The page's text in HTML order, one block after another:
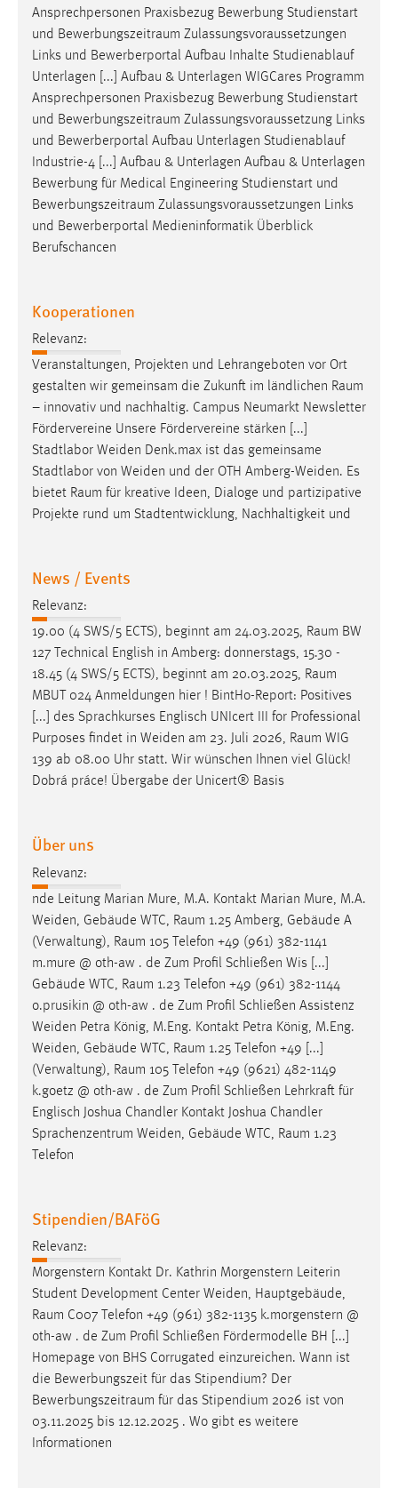
Ansprechpersonen Praxisbezug Bewerbung Studienstart
und Bewerbungszeitraum Zulassungsvoraussetzungen
Links und Bewerberportal Aufbau Inhalte Studienablauf
Unterlagen [...] Aufbau & Unterlagen WIGCares Programm
Ansprechpersonen Praxisbezug Bewerbung Studienstart
und Bewerbungszeitraum Zulassungsvoraussetzung Links
und Bewerberportal Aufbau Unterlagen Studienablauf
Industrie-4 [...] Aufbau & Unterlagen Aufbau & Unterlagen
Bewerbung für Medical Engineering Studienstart und
Bewerbungszeitraum Zulassungsvoraussetzungen Links
und Bewerberportal Medieninformatik Überblick
Berufschancen
Kooperationen
Relevanz:
Veranstaltungen, Projekten und Lehrangeboten vor Ort
gestalten wir gemeinsam die Zukunft im ländlichen Raum
– innovativ und nachhaltig. Campus Neumarkt Newsletter
Fördervereine Unsere Fördervereine stärken [...]
Stadtlabor Weiden Denk.max ist das gemeinsame
Stadtlabor von Weiden und der OTH Amberg-Weiden. Es
bietet Raum für kreative Ideen, Dialoge und partizipative
Projekte rund um Stadtentwicklung, Nachhaltigkeit und
News / Events
Relevanz:
19.00 (4 SWS/5 ECTS), beginnt am 24.03.2025, Raum BW
127 Technical English in Amberg: donnerstags, 15.30 -
18.45 (4 SWS/5 ECTS), beginnt am 20.03.2025, Raum
MBUT 024 Anmeldungen hier ! BintHo-Report: Positives
[...] des Sprachkurses Englisch UNIcert III for Professional
Purposes findet in Weiden am 23. Juli 2026, Raum WIG
139 ab 08.00 Uhr statt. Wir wünschen Ihnen viel Glück!
Dobrá práce! Übergabe der Unicert® Basis
Über uns
Relevanz:
nde Leitung Marian Mure, M.A. Kontakt Marian Mure, M.A.
Weiden, Gebäude WTC, Raum 1.25 Amberg, Gebäude A
(Verwaltung), Raum 105 Telefon +49 (961) 382-1141
m.mure @ oth-aw . de Zum Profil Schließen Wis [...]
Gebäude WTC, Raum 1.23 Telefon +49 (961) 382-1144
o.prusikin @ oth-aw . de Zum Profil Schließen Assistenz
Weiden Petra König, M.Eng. Kontakt Petra König, M.Eng.
Weiden, Gebäude WTC, Raum 1.25 Telefon +49 [...]
(Verwaltung), Raum 105 Telefon +49 (9621) 482-1149
k.goetz @ oth-aw . de Zum Profil Schließen Lehrkraft für
Englisch Joshua Chandler Kontakt Joshua Chandler
Sprachenzentrum Weiden, Gebäude WTC, Raum 1.23
Telefon
Stipendien/BAFöG
Relevanz:
Morgenstern Kontakt Dr. Kathrin Morgenstern Leiterin
Student Development Center Weiden, Hauptgebäude,
Raum C007 Telefon +49 (961) 382-1135 k.morgenstern @
oth-aw . de Zum Profil Schließen Fördermodelle BH [...]
Homepage von BHS Corrugated einzureichen. Wann ist
die Bewerbungszeit für das Stipendium? Der
Bewerbungszeitraum für das Stipendium 2026 ist von
03.11.2025 bis 12.12.2025 . Wo gibt es weitere
Informationen
MibewSessionID, MIBEW_UserID, mibew_locale, mibew-
chat-frame-style-5e9dbeb1811c0446
Zweck:
Wird benötigt um die Chatfunktion nutzen zu können.
Cookie Laufzeit:
5e9dbeb1811c0446 = Sitzungslaufzeit, mibew_locale = 3
Jahre, MIBEW_UserID = 1 Jahr
Login
Name:
Zweck:
einloggen zu können.
Cookie Laufzeit:
24 Stunden
STATISTIK
Statistik Cookies erfassen Informationen anonym.
Diese Informationen helfen uns zu verstehen, wie
Matomo
_pk_ref, _pk_cvar, _pk_id, _pk_ses
Zweck:
Zugriffsstatistik
Cookie Laufzeit:
Max. 13 Monate
Marketing Cookies werden von Drittanbietern
Sie tun dies, indem sie Besucher über Websites
hinweg verfolgen.
Google Ads
Name:
_gcl_au
Anbieter:
Google Ireland Limited
Zweck:
Conversion-Tracking
Cookie Laufzeit:
3 Monate
Facebook Pixel
Name:
_fbp
Anbieter:
Facebook
Zweck:
Conversion-Tracking
Cookie Laufzeit:
3 Monate